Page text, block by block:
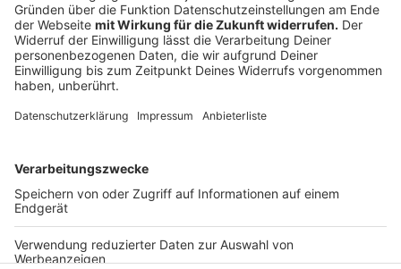
Livestream|Instagram|Facebook|WhatsApp-Kanal
Anzeige
Anzeige